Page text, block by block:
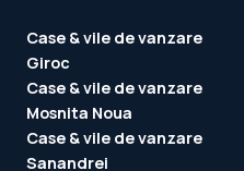
Case & vile de vanzare
Giroc
Case & vile de vanzare
Mosnita Noua
Case & vile de vanzare
Sanandrei